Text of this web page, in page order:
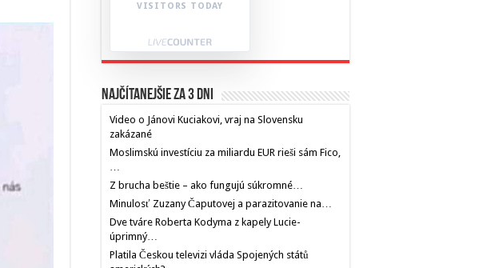
VISITORS TODAY
Najčítanejšie za 3 dni
Video o Jánovi Kuciakovi, vraj na Slovensku
zakázané
Moslimskú investíciu za miliardu EUR rieši sám Fico,
…
Z brucha beštie – ako fungujú súkromné…
Minulosť Zuzany Čaputovej a parazitovanie na…
Dve tváre Roberta Kodyma z kapely Lucie-
úprimný…
Platila Českou televizi vláda Spojených států